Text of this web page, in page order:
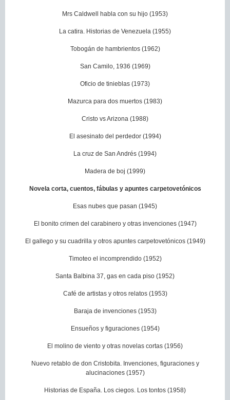
Mrs Caldwell habla con su hijo (1953)
La catira. Historias de Venezuela (1955)
Tobogán de hambrientos (1962)
San Camilo, 1936 (1969)
Oficio de tinieblas (1973)
Mazurca para dos muertos (1983)
Cristo vs Arizona (1988)
El asesinato del perdedor (1994)
La cruz de San Andrés (1994)
Madera de boj (1999)
Novela corta, cuentos, fábulas y apuntes carpetovetónicos
Esas nubes que pasan (1945)
El bonito crimen del carabinero y otras invenciones (1947)
El gallego y su cuadrilla y otros apuntes carpetovetónicos (1949)
Timoteo el incomprendido (1952)
Santa Balbina 37, gas en cada piso (1952)
Café de artistas y otros relatos (1953)
Baraja de invenciones (1953)
Ensueños y figuraciones (1954)
El molino de viento y otras novelas cortas (1956)
Nuevo retablo de don Cristobita. Invenciones, figuraciones y
alucinaciones (1957)
Historias de España. Los ciegos. Los tontos (1958)